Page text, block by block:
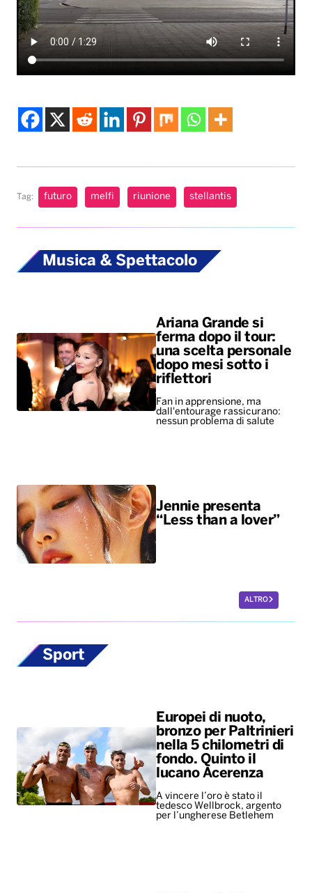
Tag: futuro melfi riunione stellantis
Musica & Spettacolo
Ariana Grande si
ferma dopo il tour:
una scelta personale
dopo mesi sotto i
riflettori
Fan in apprensione, ma
dall'entourage rassicurano:
nessun problema di salute
Jennie presenta
“Less than a lover”
ALTRO
Sport
Europei di nuoto,
bronzo per Paltrinieri
nella 5 chilometri di
fondo. Quinto il
lucano Acerenza
A vincere l’oro è stato il
tedesco Wellbrock, argento
per l’ungherese Betlehem